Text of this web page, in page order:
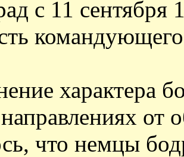
с 11 сентября
характера
от
что немцы